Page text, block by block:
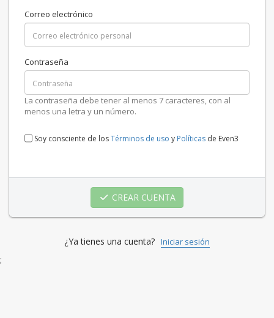
Correo electrónico
Contraseña
La contraseña debe tener al menos 7 caracteres, con al
menos una letra y un número.
Soy consciente de losTérminos de uso y Políticas de Even3
CREAR CUENTA
¿Ya tienes una cuenta? Iniciar sesión
;